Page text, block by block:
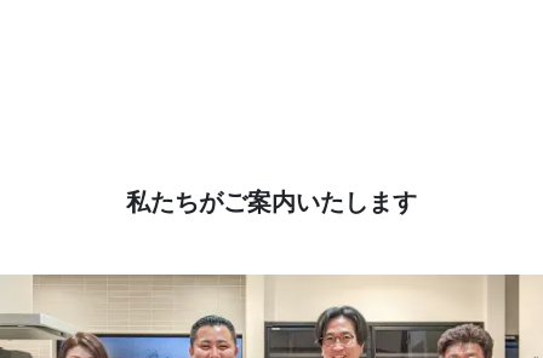
私たちがご案内いたします